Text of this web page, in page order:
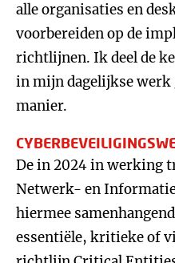
alle organisaties en
voorbereiden op de
richtlijnen. Ik deel de
in mijn dagelijkse werk
manier.
De in 2024 in werking
Netwerk- en
hiermee
essentiële, kritieke of